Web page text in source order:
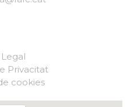
Privacitat
cookies